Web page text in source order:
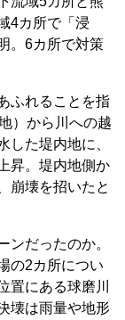
4カ所で「浸
。6カ所で対策
ふれることを指
）から川への越
した堤内地に、
昇。堤内地側か
崩壊を招いたと
だったのか。
の2カ所につい
置にある球磨川
壊は雨量や地形